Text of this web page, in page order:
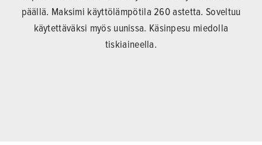
päällä. Maksimi käyttölämpötila 260 astetta. Soveltuu
käytettäväksi myös uunissa. Käsinpesu miedolla
tiskiaineella.